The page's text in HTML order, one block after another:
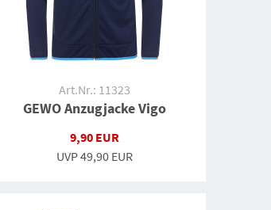
Art.Nr.: 11323
GEWO Anzugjacke Vigo
9,90 EUR
UVP49,90 EUR